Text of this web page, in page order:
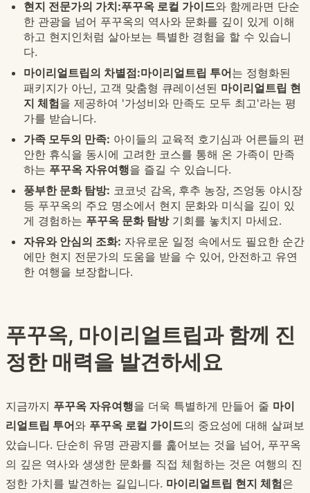
현지 전문가의 가치:푸꾸옥 로컬 가이드와 함께라면 단순
한 관광을 넘어 푸꾸옥의 역사와 문화를 깊이 있게 이해
하고 현지인처럼 살아보는 특별한 경험을 할 수 있습니
다.
마이리얼트립의 차별점:마이리얼트립 투어는 정형화된
패키지가 아닌, 고객 맞춤형 큐레이션된 마이리얼트립 현
지 체험을 제공하여 '가성비와 만족도 모두 최고'라는 평
가를 받습니다.
가족 모두의 만족: 아이들의 교육적 호기심과 어른들의 편
안한 휴식을 동시에 고려한 코스를 통해 온 가족이 만족
하는 푸꾸옥 자유여행을 즐길 수 있습니다.
풍부한 문화 탐방: 코코넛 감옥, 후추 농장, 즈엉동 야시장
등 푸꾸옥의 주요 명소에서 현지 문화와 미식을 깊이 있
게 경험하는 푸꾸옥 문화 탐방기회를 놓치지 마세요.
자유와 안심의 조화: 자유로운 일정 속에서도 필요한 순간
에만 현지 전문가의 도움을 받을 수 있어, 안전하고 유연
한 여행을 보장합니다.
푸꾸옥, 마이리얼트립과 함께 진
정한 매력을 발견하세요
지금까지 푸꾸옥 자유여행을 더욱 특별하게 만들어 줄 마이
리얼트립 투어와 푸꾸옥 로컬 가이드의 중요성에 대해 살펴보
았습니다. 단순히 유명 관광지를 훑어보는 것을 넘어, 푸꾸옥
의 깊은 역사와 생생한 문화를 직접 체험하는 것은 여행의 진
정한 가치를 발견하는 길입니다. 마이리얼트립 현지 체험은